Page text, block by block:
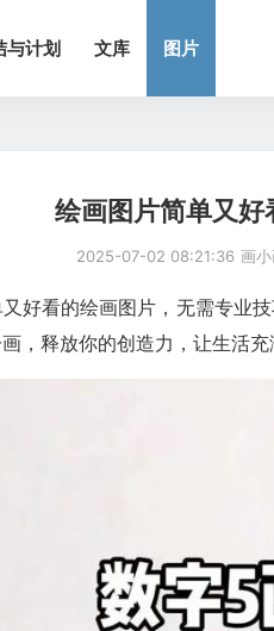
与计划 文库 图片
绘画图片简单又
2025-07-02 08:21:36 画
好看的绘画图片，无需专业
，释放你的创造力，让生活